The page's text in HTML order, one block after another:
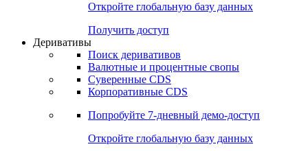
Поиск Mutual Funds
Попробуйте7-дневный
Откройте глобальную базу данных
Получить доступ
Деривативы
Валютные и процентные свопы
Корпоративные CDS